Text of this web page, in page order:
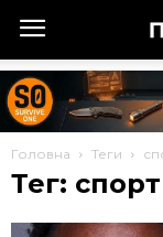
Головна Теги
Тег: